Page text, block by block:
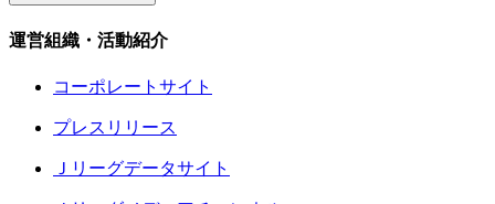
運営組織・活動紹介
コーポレートサイト
プレスリリース
Ｊリーグデータサイト